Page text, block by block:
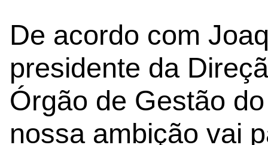
De acordo com
presidente da
Órgão de Gestão
nossa ambição vai